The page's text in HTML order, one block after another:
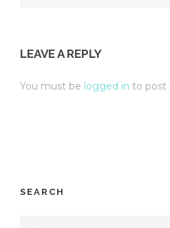
LEAVE A REPLY
You must be logged in to post
SEARCH